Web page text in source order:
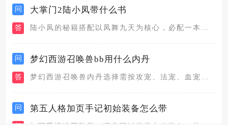
问 大掌门2陆小凤带什么书
答
问 梦幻西游召唤兽bb用什么内丹
答
问 第五人格加页手记初始装备怎么带